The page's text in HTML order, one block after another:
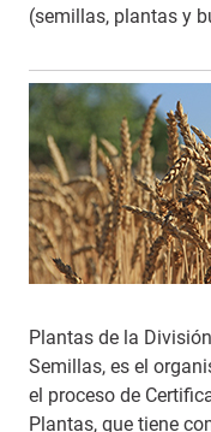
(semillas, plantas y
Plantas de la
Semillas, es el
el proceso de
Plantas, que tiene